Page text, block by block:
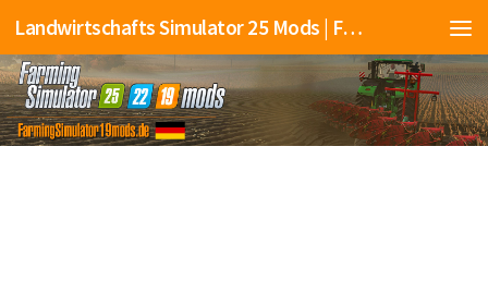
Landwirtschafts Simulator 25 Mods | Farming Simulator 25 Mods | FS25 Mods